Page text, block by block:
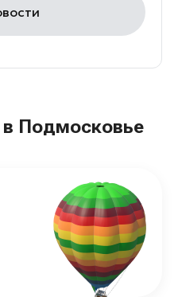
Подмосковье